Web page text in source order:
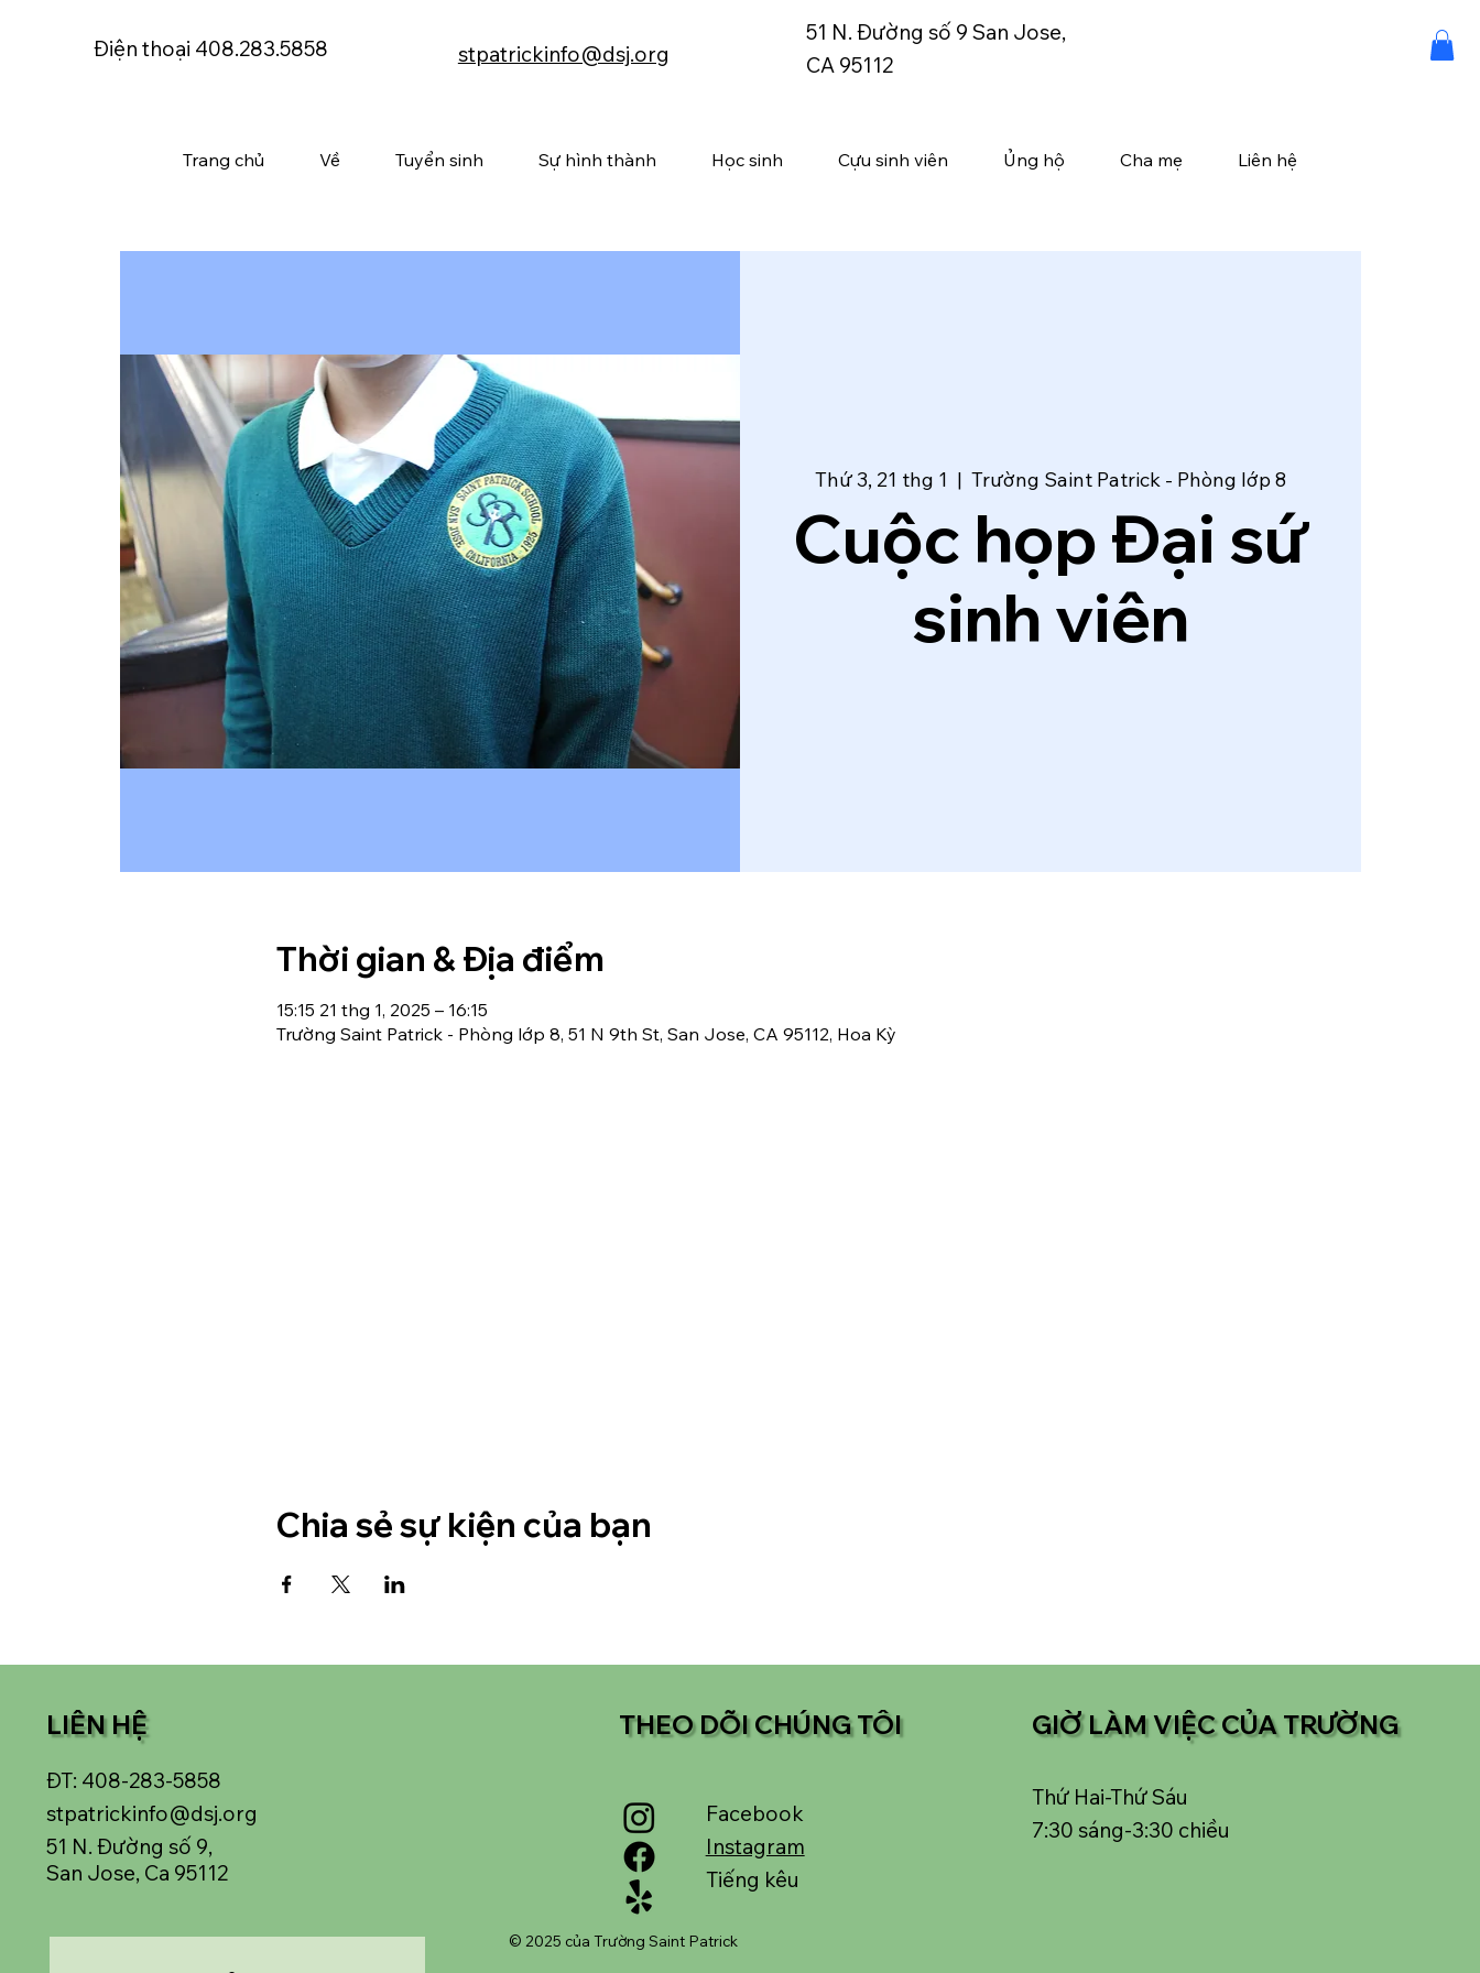
Điện thoại 408.283.5858 stpatrickinfo@dsj.org
51 N. Đường số 9 San Jose,
CA 95112
Trang chủ Về Tuyển sinh Sự hình thành Học sinh Cựu sinh viên Ủng hộ Cha mẹ Liên hệ
Thứ 3, 21 thg 1
  |
Trường Saint Patrick - Phòng lớp 8
Cuộc họp Đại sứ
sinh viên
Thời gian & Địa điểm
15:15 21 thg 1, 2025 – 16:15
Trường Saint Patrick - Phòng lớp 8, 51 N 9th St, San Jose, CA 95112, Hoa Kỳ
Chia sẻ sự kiện của bạn
LIÊN HỆ
ĐT: 408-283-5858
stpatrickinfo@dsj.org
51 N. Đường số 9,
San Jose, Ca 95112
Facebook
Instagram
Tiếng kêu
THEO DÕI CHÚNG TÔI
© 2025 của Trường Saint Patrick
GIỜ LÀM VIỆC CỦA TRƯỜNG
Thứ Hai-Thứ Sáu
7:30 sáng-3:30 chiều